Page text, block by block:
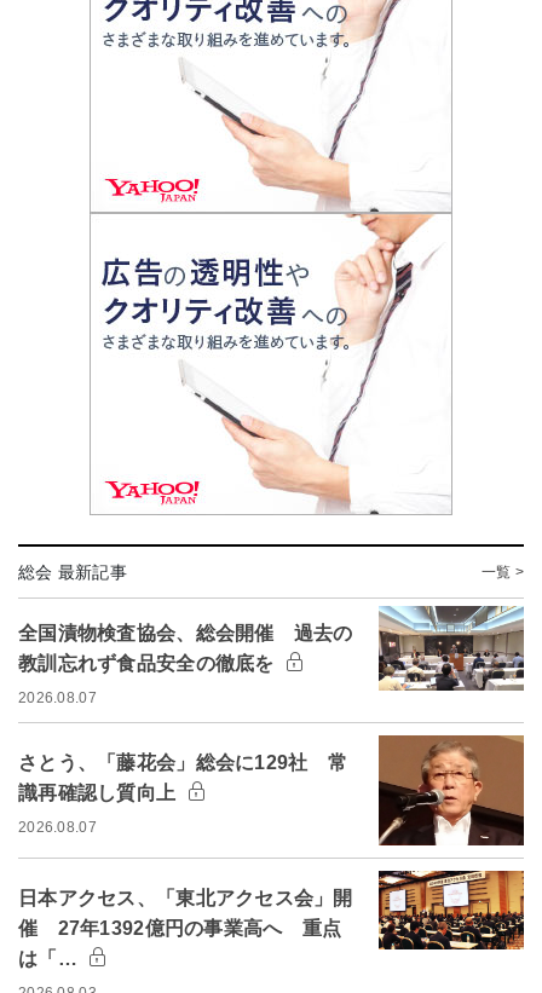
総会 最新記事 一覧 >
全国漬物検査協会、総会開催 過去の
教訓忘れず食品安全の徹底を
2026.08.07
さとう、「藤花会」総会に129社 常
識再確認し質向上
2026.08.07
日本アクセス、「東北アクセス会」開
催 27年1392億円の事業高へ 重点
は「…